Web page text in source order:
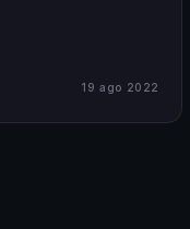
19 ago 2022